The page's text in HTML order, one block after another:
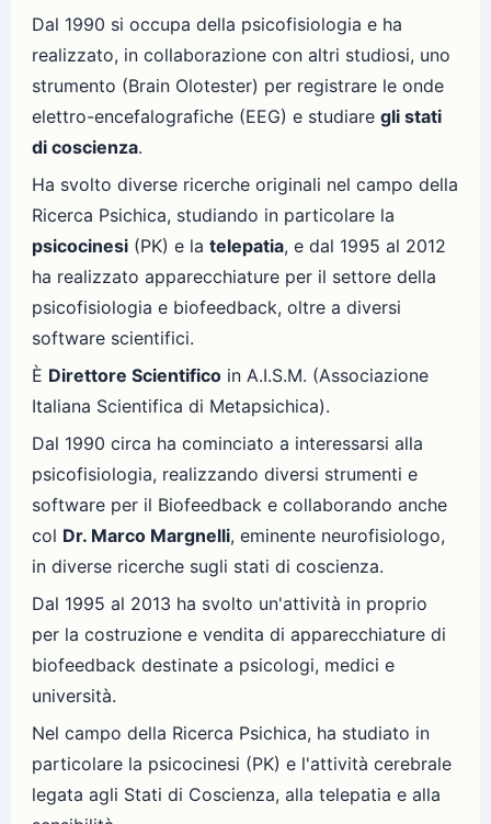
Dal 1990 si occupa della psicofisiologia e ha
realizzato, in collaborazione con altri studiosi, uno
strumento (Brain Olotester) per registrare le onde
elettro-encefalografiche (EEG) e studiare gli stati
di coscienza.
Ha svolto diverse ricerche originali nel campo della
Ricerca Psichica, studiando in particolare la
psicocinesi (PK) e la telepatia, e dal 1995 al 2012
ha realizzato apparecchiature per il settore della
psicofisiologia e biofeedback, oltre a diversi
software scientifici.
È Direttore Scientifico in A.I.S.M. (Associazione
Italiana Scientifica di Metapsichica).
Dal 1990 circa ha cominciato a interessarsi alla
psicofisiologia, realizzando diversi strumenti e
software per il Biofeedback e collaborando anche
col Dr. Marco Margnelli, eminente neurofisiologo,
in diverse ricerche sugli stati di coscienza.
Dal 1995 al 2013 ha svolto un'attività in proprio
per la costruzione e vendita di apparecchiature di
biofeedback destinate a psicologi, medici e
università.
Nel campo della Ricerca Psichica, ha studiato in
particolare la psicocinesi (PK) e l'attività cerebrale
legata agli Stati di Coscienza, alla telepatia e alla